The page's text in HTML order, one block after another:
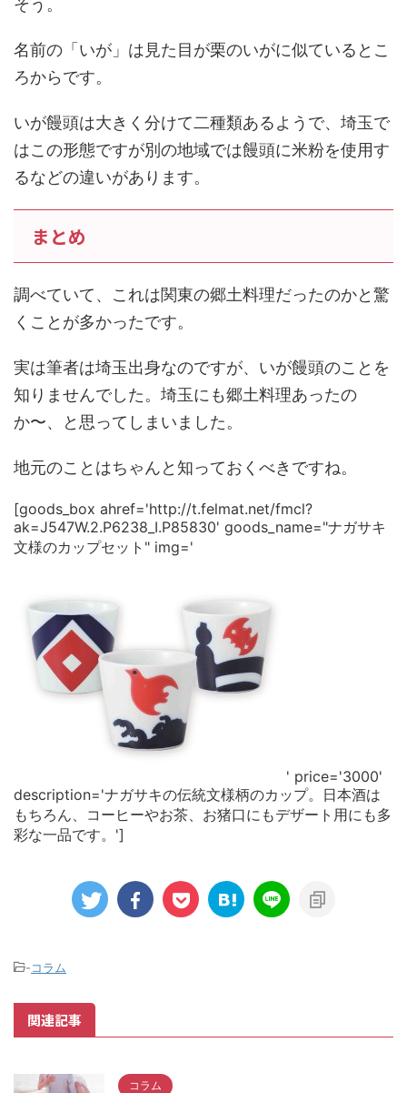
名前の「いが」は見た目が栗のいがに似ているとこ
ろからです。
いが饅頭は大きく分けて二種類あるようで、埼玉で
はこの形態ですが別の地域では饅頭に米粉を使用す
るなどの違いがあります。
まとめ
調べていて、これは関東の郷土料理だったのかと驚
くことが多かったです。
実は筆者は埼玉出身なのですが、いが饅頭のことを
知りませんでした。埼玉にも郷土料理あったの
か〜、と思ってしまいました。
地元のことはちゃんと知っておくべきですね。
[goods_box ahref='http://t.felmat.net/fmcl?
ak=J547W.2.P6238_I.P85830' goods_name="ナガサキ
文様のカップセット" img='
' price='3000'
description='ナガサキの伝統文様柄のカップ。日本酒は
もちろん、コーヒーやお茶、お猪口にもデザート用にも多
彩な一品です。']
-コラム
関連記事
コラム